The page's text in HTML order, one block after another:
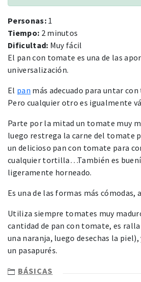
Personas: 1
Tiempo: 2 minutos
Dificultad: Muy fácil
El pan con tomate es una de las
universalización.
El pan más adecuado para untar
Pero cualquier otro es igualmente
Parte por la mitad un tomate muy
luego restrega la carne del tomate
un delicioso pan con tomate para
cualquier tortilla…También es
ligeramente horneado.
Es una de las formas más cómodas,
Utiliza siempre tomates muy
cantidad de pan con tomate, es
una naranja, luego desechas la
un pasapurés.
BÁSICAS